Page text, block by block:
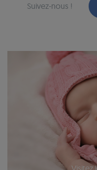
Suivez-nous !